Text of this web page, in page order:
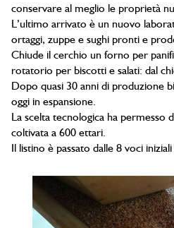
conservare al meglio le proprietà
L’ultimo arrivato è un nuovo
ortaggi, zuppe e sughi pronti e
Chiude il cerchio un forno per
rotatorio per biscotti e salati: dal
Dopo quasi 30 anni di produzione
oggi in espansione.
La scelta tecnologica ha permesso
coltivata a 600 ettari.
Il listino è passato dalle 8 voci